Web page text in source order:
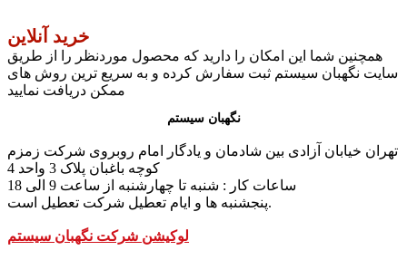
خرید آنلاین
همچنین شما این امکان را دارید که محصول موردنظر را از طریق
سایت نگهبان سیستم ثبت سفارش کرده و به سریع ترین روش های
ممکن دریافت نمایید
نگهبان سیستم
تهران خیابان آزادی بین شادمان و یادگار امام روبروی شرکت زمزم
کوچه باغبان پلاک 3 واحد 4
پنجشنبه ها و ایام تعطیل شرکت تعطیل است.
لوکیشن شرکت نگهبان سیستم